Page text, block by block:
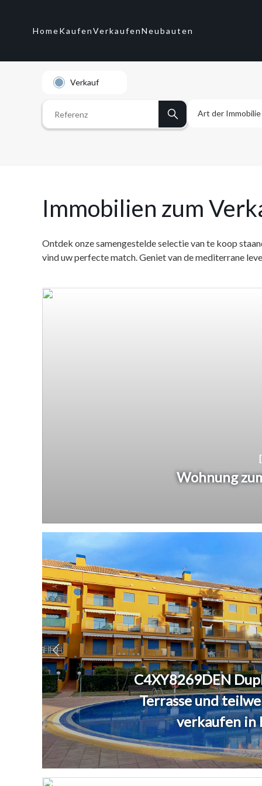
HomeKaufenVerkaufenNeubauten
Verkauf
Art der Immobilie
Büro
Gelände
Immobilien zum
Ontdek onze samengestelde selectie van te koop
vind uw perfecte match. Geniet van de mediterrane
Wohnung
C4XY8269DEN
Terrasse und
verkaufen in